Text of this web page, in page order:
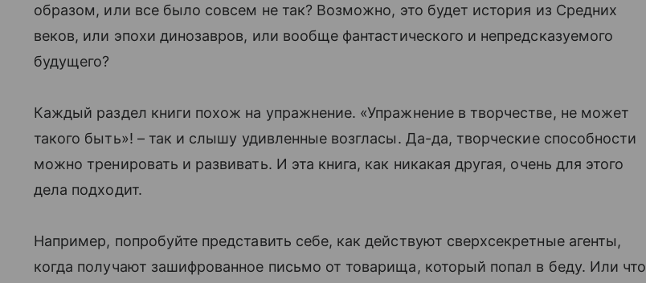
образом, или все было совсем не так? Возможно, это будет история из Средних
веков, или эпохи динозавров, или вообще фантастического и непредсказуемого
будущего?
Каждый раздел книги похож на упражнение. «Упражнение в творчестве, не может
такого быть»! – так и слышу удивленные возгласы. Да-да, творческие способности
можно тренировать и развивать. И эта книга, как никакая другая, очень для этого
дела подходит.
Например, попробуйте представить себе, как действуют сверхсекретные агенты,
когда получают зашифрованное письмо от товарища, который попал в беду. Или что